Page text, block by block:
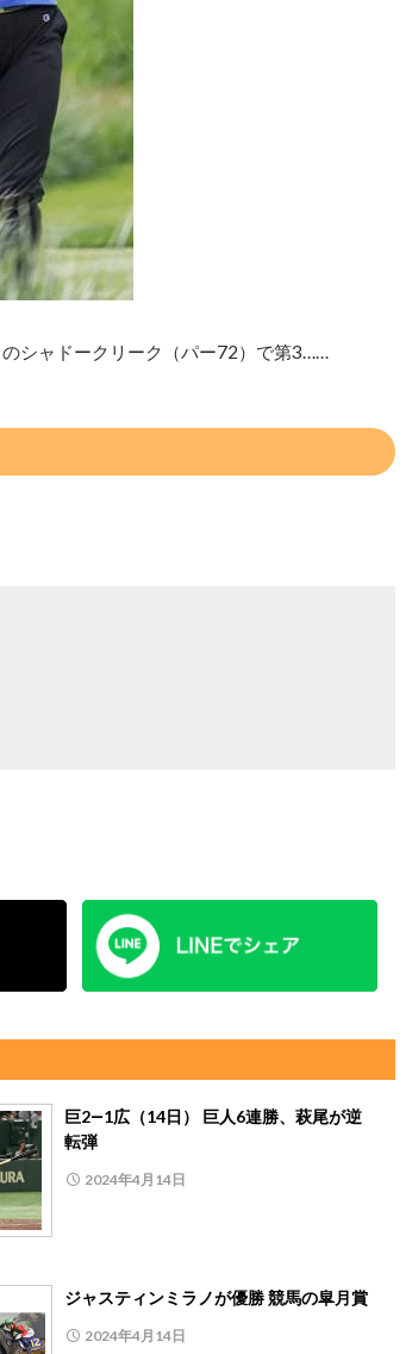
シャドークリーク（パー72）で第3……
巨2―1広（14日） 巨人6連勝、萩尾が逆
転弾
2024年4月14日
ジャスティンミラノが優勝 競馬の皐月賞
2024年4月14日